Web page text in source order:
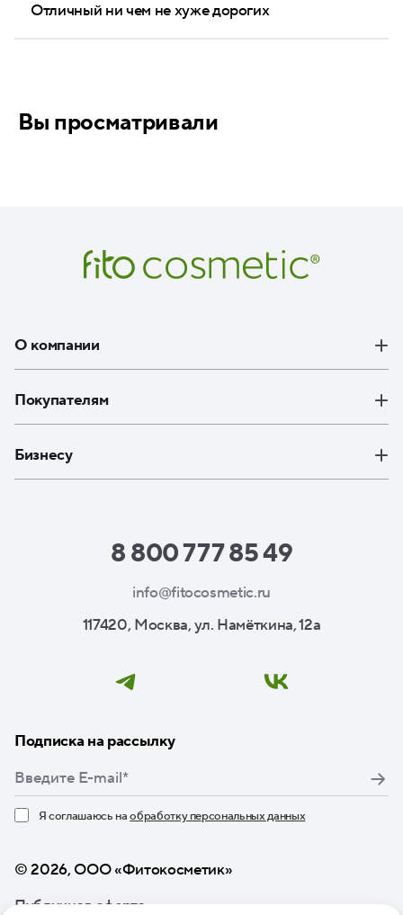
Отличный ни чем не хуже дорогих
Вы просматривали
О компании
Покупателям
Бизнесу
8 800 777 85 49
info@fitocosmetic.ru
117420, Москва, ул. Намёткина, 12а
Подписка на рассылку
Я соглашаюсь наобработку персональных данных
© 2026, ООО «Фитокосметик»
Публичная оферта